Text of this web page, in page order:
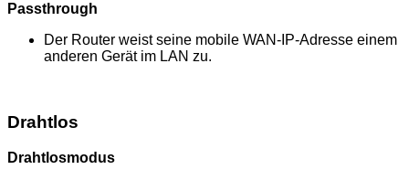
Passthrough
Der Router weist seine mobile WAN-IP-Adresse einem
anderen Gerät im LAN zu.
Drahtlos
Drahtlosmodus